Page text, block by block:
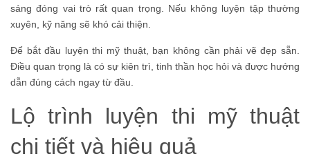
sáng đóng vai trò rất quan trọng. Nếu không luyện tập thường
xuyên, kỹ năng sẽ khó cải thiện.
Để bắt đầu luyện thi mỹ thuật, bạn không cần phải vẽ đẹp sẵn.
Điều quan trọng là có sự kiên trì, tinh thần học hỏi và được hướng
dẫn đúng cách ngay từ đầu.
Lộ trình luyện thi mỹ thuật
chi tiết và hiệu quả